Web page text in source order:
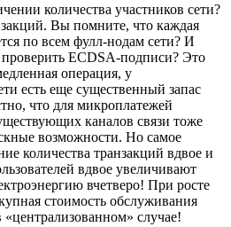
количества участников сети?
Вы помните, что каждая
по всем фулл-нодам сети? И
ECDSA-подписи? Это
операция, у
есть еще существенный запас
что для микроплатежей
каналов связи тоже
возможности. Но самое
количества транзакций вдвое и
вдвое увеличивают
вчетверо! При росте
стоимость обслуживания
«централизованном» случае!